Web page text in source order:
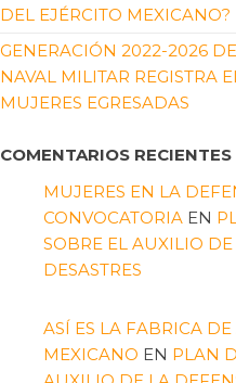
DEL EJÉRCITO MEXICANO?
GENERACIÓN 2022-2026
NAVAL MILITAR REGISTRA
MUJERES EGRESADAS
COMENTARIOS RECIENTES
MUJERES EN LA
CONVOCATORIA EN
SOBRE EL AUXILIO
DESASTRES
ASÍ ES LA FABRICA
MEXICANO EN PLAN